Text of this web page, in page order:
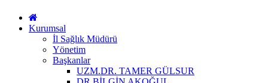
Kurumsal
İl Sağlık Müdürü
Yönetim
Başkanlar
UZM.DR. TAMER GÜLSUR